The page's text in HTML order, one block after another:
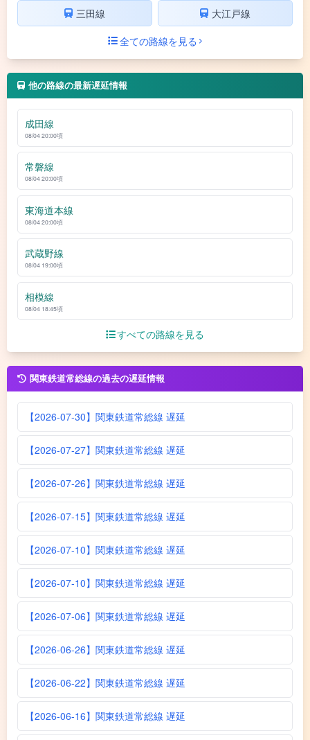
三田線
大江戸線
全ての路線を見る
他の路線の最新遅延情報
成田線
08/04 20:00頃
常磐線
08/04 20:00頃
東海道本線
08/04 20:00頃
武蔵野線
08/04 19:00頃
相模線
08/04 18:45頃
すべての路線を見る
関東鉄道常総線の過去の遅延情報
【2026-07-30】関東鉄道常総線 遅延
【2026-07-27】関東鉄道常総線 遅延
【2026-07-26】関東鉄道常総線 遅延
【2026-07-15】関東鉄道常総線 遅延
【2026-07-10】関東鉄道常総線 遅延
【2026-07-10】関東鉄道常総線 遅延
【2026-07-06】関東鉄道常総線 遅延
【2026-06-26】関東鉄道常総線 遅延
【2026-06-22】関東鉄道常総線 遅延
【2026-06-16】関東鉄道常総線 遅延